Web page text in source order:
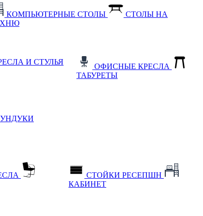
КОМПЬЮТЕРНЫЕ СТОЛЫ
СТОЛЫ НА
И СТУЛЬЯ
ОФИСНЫЕ КРЕСЛА
ТАБУРЕТЫ
СТОЙКИ РЕСЕПШН
КАБИНЕТ